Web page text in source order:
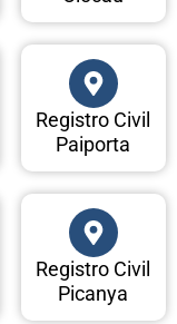
Registro Civil
Paiporta
Registro Civil
Picanya